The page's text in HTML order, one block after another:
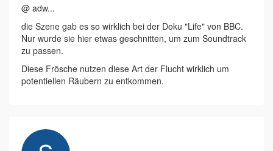
@ adw...
die Szene gab es so wirklich bei der Doku "Life" von BBC.
Nur wurde sie hier etwas geschnitten, um zum Soundtrack
zu passen.
Diese Frösche nutzen diese Art der Flucht wirklich um
potentiellen Räubern zu entkommen.